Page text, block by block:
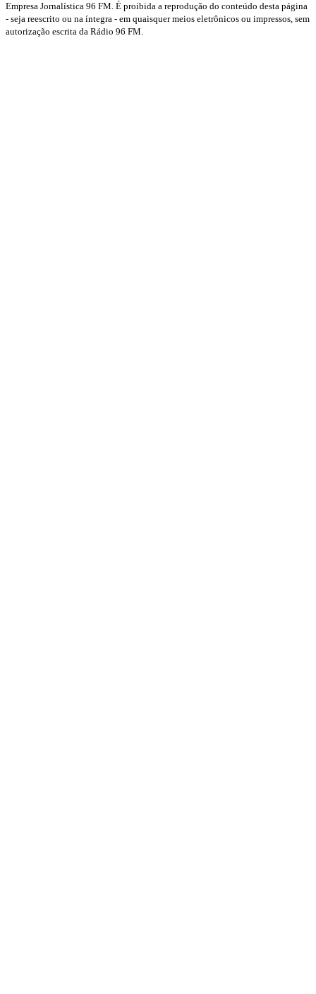
Empresa Jornalística 96 FM. É proibida a reprodução do conteúdo desta página
- seja reescrito ou na íntegra - em quaisquer meios eletrônicos ou impressos, sem
autorização escrita da Rádio 96 FM.